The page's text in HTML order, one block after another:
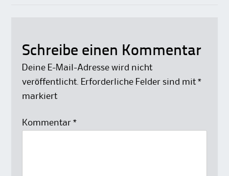
Schreibe einen Kommentar
Deine E-Mail-Adresse wird nicht
veröffentlicht. Erforderliche Felder sind mit *
markiert
Kommentar *